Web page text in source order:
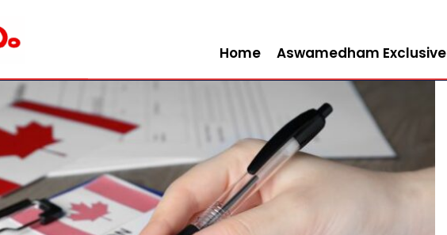
Home Aswamedham Exclusive